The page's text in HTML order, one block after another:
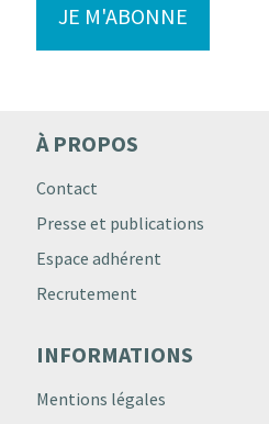
JE M'ABONNE
À PROPOS
Contact
Presse et publications
Espace adhérent
Recrutement
INFORMATIONS
Mentions légales